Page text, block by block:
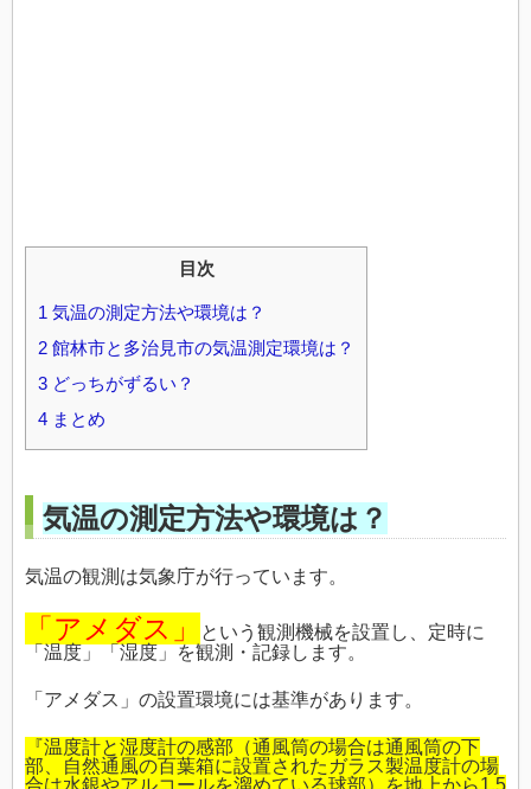
目次
1 気温の測定方法や環境は？
2 館林市と多治見市の気温測定環境は？
3 どっちがずるい？
4 まとめ
気温の測定方法や環境は？
気温の観測は気象庁が行っています。
「アメダス」
という観測機械を設置し、定時に
「温度」「湿度」を観測・記録します。
「アメダス」の設置環境には基準があります。
『温度計と湿度計の感部（通風筒の場合は通風筒の下
部、自然通風の百葉箱に設置されたガラス製温度計の場
合は水銀やアルコールを溜めている球部）を地上から1.5